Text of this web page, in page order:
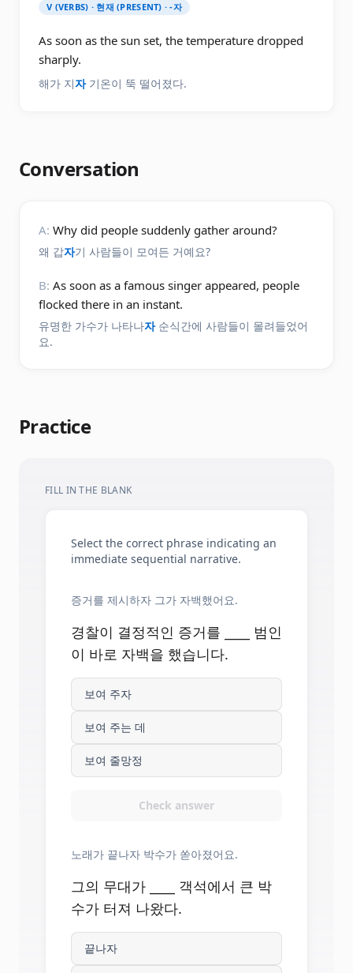
V (VERBS) · 현재 (PRESENT) · -자
As soon as the sun set, the temperature dropped
sharply.
해가 지자기온이 뚝 떨어졌다.
Conversation
A: Why did people suddenly gather around?
왜 갑자기 사람들이 모여든 거예요?
B: As soon as a famous singer appeared, people
flocked there in an instant.
유명한 가수가 나타나자순식간에 사람들이 몰려들었어
요.
Practice
FILL IN THE BLANK
Select the correct phrase indicating an
immediate sequential narrative.
증거를 제시하자 그가 자백했어요.
경찰이 결정적인 증거를 ____ 범인
이 바로 자백을 했습니다.
보여 주자
보여 주는 데
보여 줄망정
Check answer
노래가 끝나자 박수가 쏟아졌어요.
그의 무대가 ____ 객석에서 큰 박
수가 터져 나왔다.
끝나자